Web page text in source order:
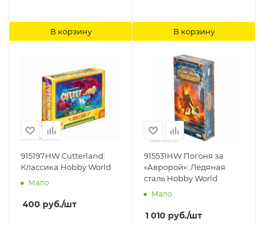
В корзину В корзину
915197HW Cutterland:
Классика Hobby World
Мало
400 руб./шт
915531HW Погоня за
«Авророй»: Ледяная
сталь Hobby World
Мало
1 010 руб./шт